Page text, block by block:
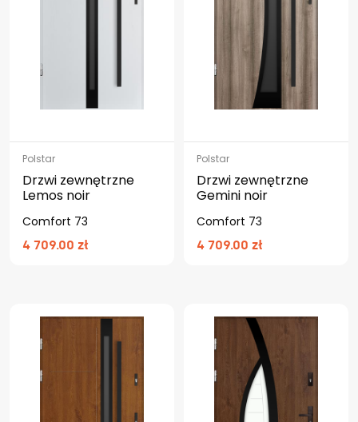
Polstar
Drzwi zewnętrzne
Lemos noir
Comfort 73
4 709.00 zł
Polstar
Drzwi zewnętrzne
Gemini noir
Comfort 73
4 709.00 zł